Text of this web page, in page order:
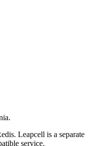
Leapcell is a separate
service.